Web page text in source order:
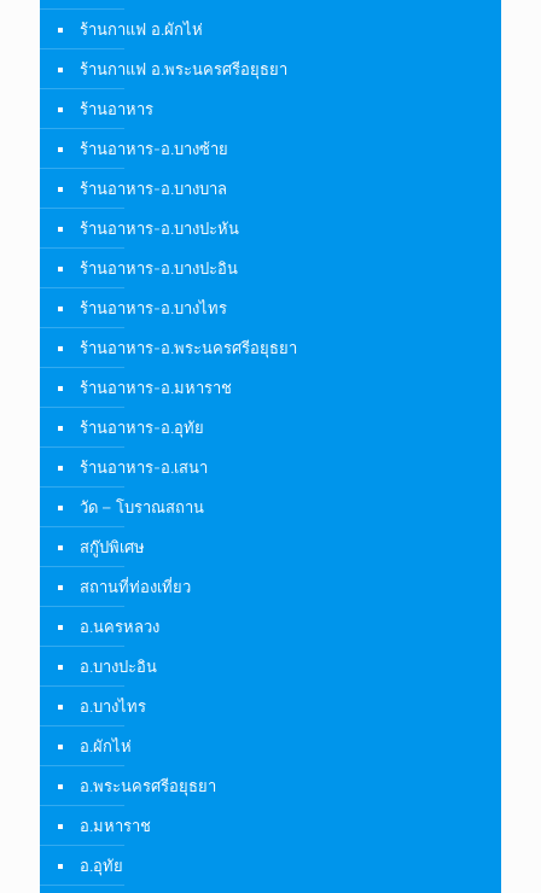
ร้านกาแฟ อ.ผักไห่
ร้านกาแฟ อ.พระนครศรีอยุธยา
ร้านอาหาร
ร้านอาหาร-อ.บางซ้าย
ร้านอาหาร-อ.บางบาล
ร้านอาหาร-อ.บางปะหัน
ร้านอาหาร-อ.บางปะอิน
ร้านอาหาร-อ.บางไทร
ร้านอาหาร-อ.พระนครศรีอยุธยา
ร้านอาหาร-อ.มหาราช
ร้านอาหาร-อ.อุทัย
ร้านอาหาร-อ.เสนา
วัด – โบราณสถาน
สกู๊ปพิเศษ
สถานที่ท่องเที่ยว
อ.นครหลวง
อ.บางปะอิน
อ.บางไทร
อ.ผักไห่
อ.พระนครศรีอยุธยา
อ.มหาราช
อ.อุทัย